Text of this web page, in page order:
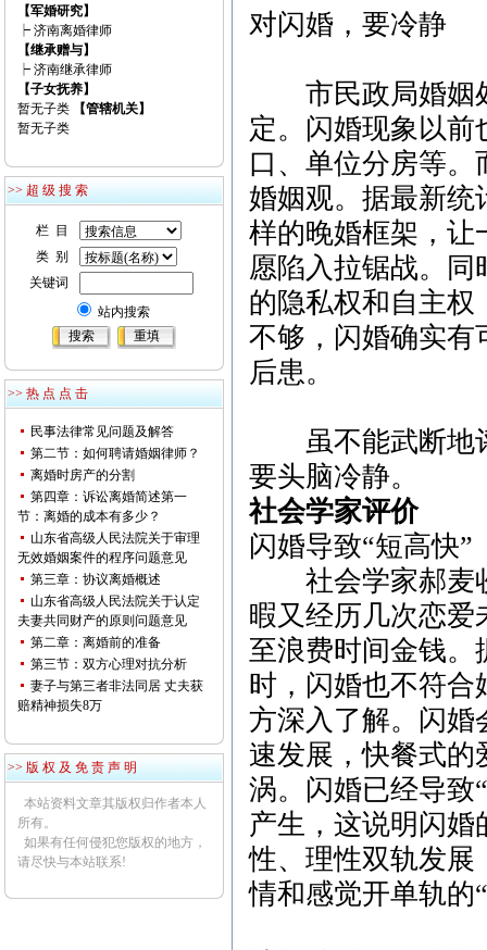
【军婚研究】
┝ 济南离婚律师
【继承赠与】
┝ 济南继承律师
【子女抚养】
暂无子类
【管辖机关】
暂无子类
>> 超 级 搜 索
栏 目
类 别
关键词
站内搜索
>> 热 点 点 击
民事法律常见问题及解答
第二节：如何聘请婚姻律师？
离婚时房产的分割
第四章：诉讼离婚简述第一
节：离婚的成本有多少？
山东省高级人民法院关于审理
无效婚姻案件的程序问题意见
第三章：协议离婚概述
山东省高级人民法院关于认定
夫妻共同财产的原则问题意见
第二章：离婚前的准备
第三节：双方心理对抗分析
妻子与第三者非法同居 丈夫获
赔精神损失8万
>> 版 权 及 免 责 声 明
本站资料文章其版权归作者本人
所有。
如果有任何侵犯您版权的地方，
请尽快与本站联系!
对闪婚，要冷静
市民政局婚姻处
定。闪婚现象以
口、单位分房等
婚姻观。据最新统
样的晚婚框架，让
愿陷入拉锯战。同
的隐私权和自主权
不够，闪婚确实有
后患。
虽不能武断地评
要头脑冷静。
社会学家评价
闪婚导致“短高快”
社会学家郝麦收
暇又经历几次恋爱
至浪费时间金钱。
时，闪婚也不符合
方深入了解。闪婚
速发展，快餐式的
涡。闪婚已经导致
产生，这说明闪
性、理性双轨发展
情和感觉开单轨的